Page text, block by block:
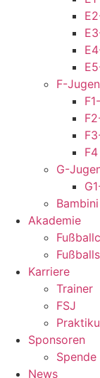
F-
G-
Bambini
Akademie
Karriere
Trainer
FSJ
Sponsoren
Spende
News